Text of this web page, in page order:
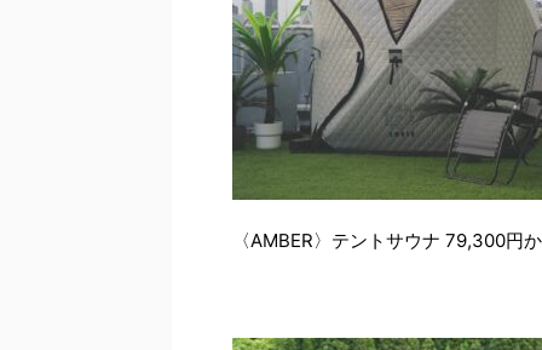
〈AMBER〉テントサウナ 79,300円